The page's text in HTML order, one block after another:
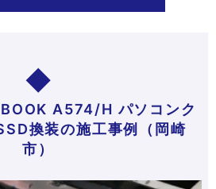
A574/H パソコンク
換装の施工事例（岡崎
市）